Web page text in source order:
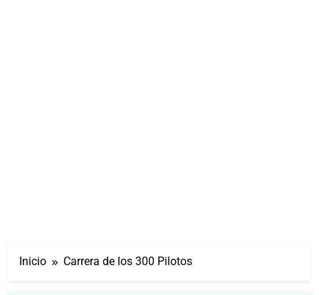
Inicio Carrera de los 300 Pilotos